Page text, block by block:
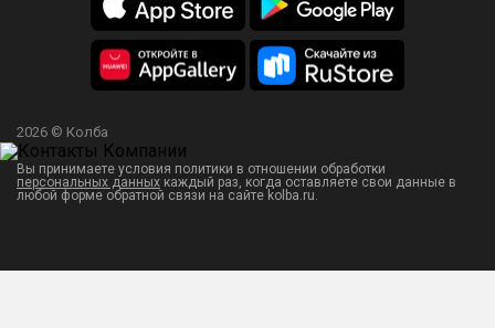
2026 © Колба
Вы принимаете условия политики в отношении обработки
персональных данных каждый раз, когда оставляете свои данные в
любой форме обратной связи на сайте kolba.ru.